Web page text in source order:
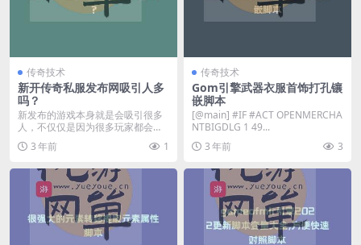
传奇技术
新开传奇私服发布网吸引人多
吗？
新发布的游戏本身就是会吸引很多
人，不仅仅是因为很多玩家都会选
择，更是因为在具体的...
3 年前 1
传奇技术
Gom引擎武器衣服首饰打孔镶
嵌脚本
[@main] #IF #ACT OPENMERCHA
NTBIGDLG 1 49...
3 年前
3